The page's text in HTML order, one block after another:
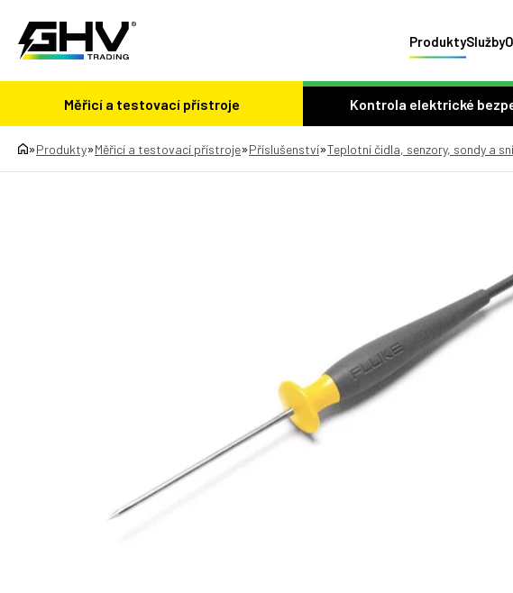
ProduktySlužby
Měřicí a testovací přístroje Kontrola elektrické
»Produkty»Měřicí a testovací přístroje»Příslušenství»Teplotní čidla, senzory, sondy a